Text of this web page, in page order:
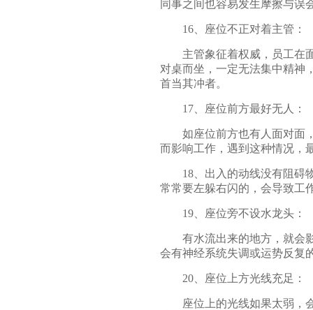
同事之间也容易发生摩擦与误
16、座位不正对着主管：
主管象征着权威，员工在面
对桌而坐，一定无法集中精神
首当其冲者。
17、座位前方最好无人：
如座位前方也有人面对面，
而影响工作，遇到这种情况，
18、出入的动线没有阻碍物
常常要左躲右闪的，会导致工
19、座位旁不设水龙头：
有水流出来的地方，就会影
会有神经系统失调或运势反复
20、座位上方光线充足：
座位上的光线如果太弱，会